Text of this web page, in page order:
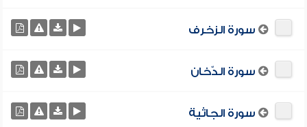
سورة الزخرف
سورة الدّخان
سورة الجاثية